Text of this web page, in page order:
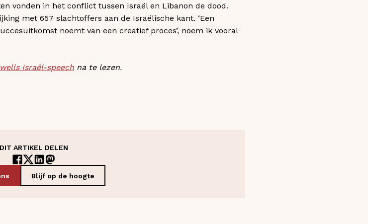
vonden in het conflict tussen Israël en Libanon de dood.
met 657 slachtoffers aan de Israëlische kant. ‘Een
noemt van een creatief proces’, noem ik vooral
Israël-speech na te lezen.
DIT ARTIKEL DELEN
Blijf op de hoogte